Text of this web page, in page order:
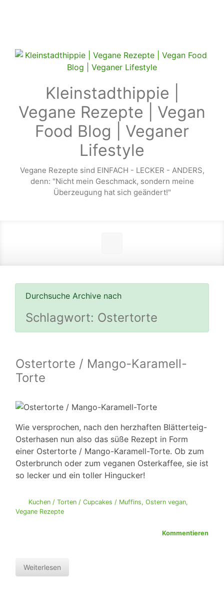
Kleinstadthippie |
Vegane Rezepte | Vegan
Food Blog | Veganer
Lifestyle
Vegane Rezepte sind EINFACH - LECKER - ANDERS,
denn: "Nicht mein Geschmack, sondern meine
Überzeugung hat sich geändert!"
Durchsuche Archive nach
Schlagwort: Ostertorte
Ostertorte / Mango-Karamell-
Torte
Wie versprochen, nach den herzhaften Blätterteig-
Osterhasen nun also das süße Rezept in Form
einer Ostertorte / Mango-Karamell-Torte. Ob zum
Osterbrunch oder zum veganen Osterkaffee, sie ist
so lecker und ein toller Hingucker!
Kuchen / Torten / Cupcakes / Muffins, Ostern vegan,
Vegane Rezepte
Kommentieren
Weiterlesen